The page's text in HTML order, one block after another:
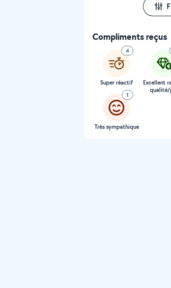
Compliments reçus
4
Super réactif
Excellent
qualité/
1
Très sympathique